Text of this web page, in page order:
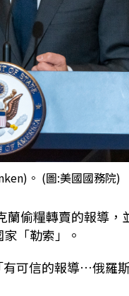
。 (圖:美國國務院)
偷糧轉賣的報導，
「勒索」。
可信的報導…俄羅